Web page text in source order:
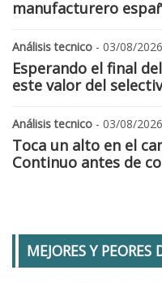
manufacturero
Análisis tecnico - 03/08/
Esperando el final
este valor del
Análisis tecnico - 03/08/
Toca un alto en el
Continuo antes de
MEJORES Y PEORES